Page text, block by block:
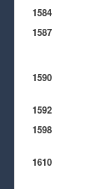
1584
1587
1590
1592
1598
1610